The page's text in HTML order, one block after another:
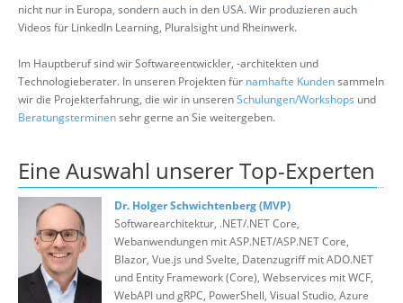
nicht nur in Europa, sondern auch in den USA. Wir produzieren auch
Videos für LinkedIn Learning, Pluralsight und Rheinwerk.
Im Hauptberuf sind wir Softwareentwickler, -architekten und
Technologieberater. In unseren Projekten für namhafte Kundensammeln
wir die Projekterfahrung, die wir in unserenSchulungen/Workshops und
Beratungsterminensehr gerne an Sie weitergeben.
Eine Auswahl unserer Top-Experten
Dr. Holger Schwichtenberg (MVP)
Softwarearchitektur, .NET/.NET Core,
Webanwendungen mit ASP.NET/ASP.NET Core,
Blazor, Vue.js und Svelte, Datenzugriff mit ADO.NET
und Entity Framework (Core), Webservices mit WCF,
WebAPI und gRPC, PowerShell, Visual Studio, Azure